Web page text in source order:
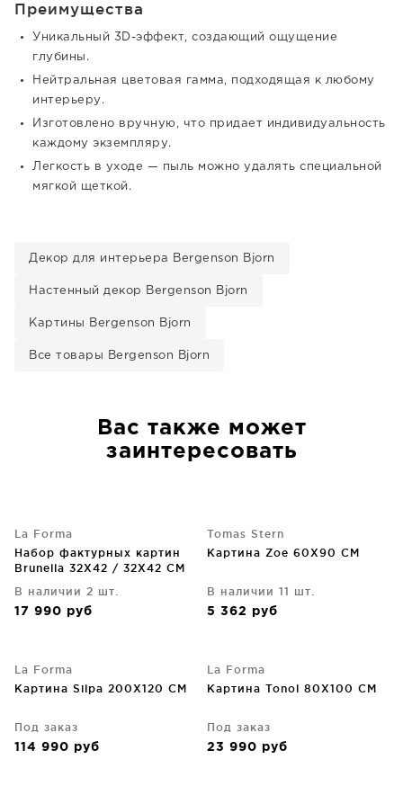
Преимущества
Уникальный 3D-эффект, создающий ощущение
глубины.
Нейтральная цветовая гамма, подходящая к любому
интерьеру.
Изготовлено вручную, что придает индивидуальность
каждому экземпляру.
Легкость в уходе — пыль можно удалять специальной
мягкой щеткой.
Декор для интерьера Bergenson Bjorn
Настенный декор Bergenson Bjorn
Картины Bergenson Bjorn
Все товары Bergenson Bjorn
Вас также может
заинтересовать
La Forma
Набор фактурных картин
Brunella 32X42 / 32X42 CM
В наличии 2 шт.
17 990 руб
Tomas Stern
Картина Zoe 60X90 CM
В наличии 11 шт.
5 362 руб
La Forma
Картина Silpa 200X120 CM
Под заказ
114 990 руб
La Forma
Картина Tonol 80X100 CM
Под заказ
23 990 руб